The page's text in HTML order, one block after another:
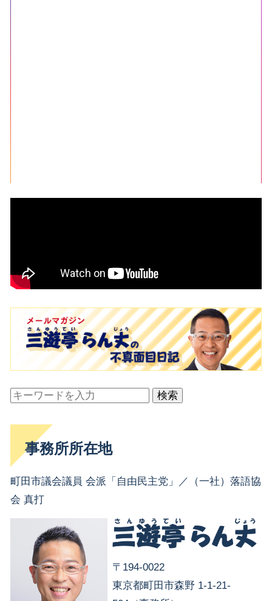
検索
事務所所在地
町田市議会議員 会派「自由民主党」／（一社）落語協
会 真打
〒194-0022
東京都町田市森野 1-1-21-